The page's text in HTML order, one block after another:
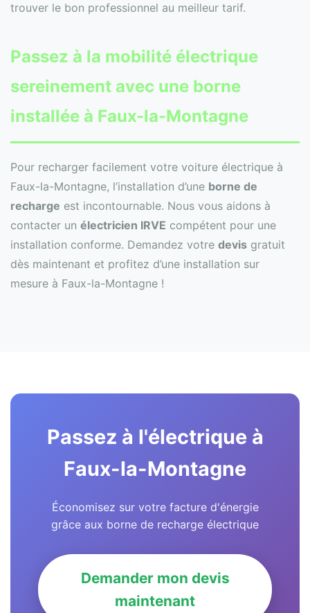
trouver le bon professionnel au meilleur tarif.
Passez à la mobilité électrique
sereinement avec une borne
installée à Faux-la-Montagne
Pour recharger facilement votre voiture électrique à
Faux-la-Montagne, l’installation d’une borne de
recharge est incontournable. Nous vous aidons à
contacter un électricien IRVE compétent pour une
installation conforme. Demandez votre devis gratuit
dès maintenant et profitez d’une installation sur
mesure à Faux-la-Montagne !
Passez à l'électrique à
Faux-la-Montagne
Économisez sur votre facture d'énergie
grâce aux borne de recharge électrique
Demander mon devis
maintenant